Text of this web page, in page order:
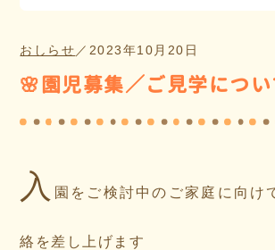
おしらせ ／ 2023年10月20日
🌸園児募集／ご見学につい
入 園をご検討中のご家庭に向け
絡を差し上げます